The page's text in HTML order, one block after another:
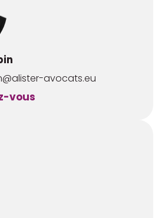
avocats.eu
vous